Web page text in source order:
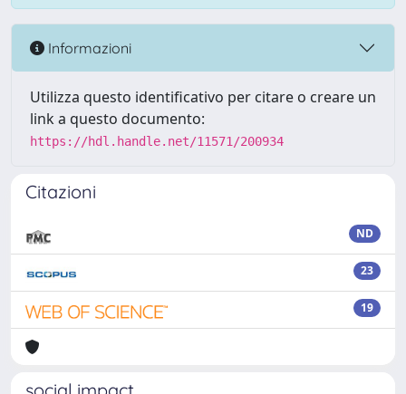
Informazioni
Utilizza questo identificativo per citare o creare un
link a questo documento:
https://hdl.handle.net/11571/200934
Citazioni
ND
23
19